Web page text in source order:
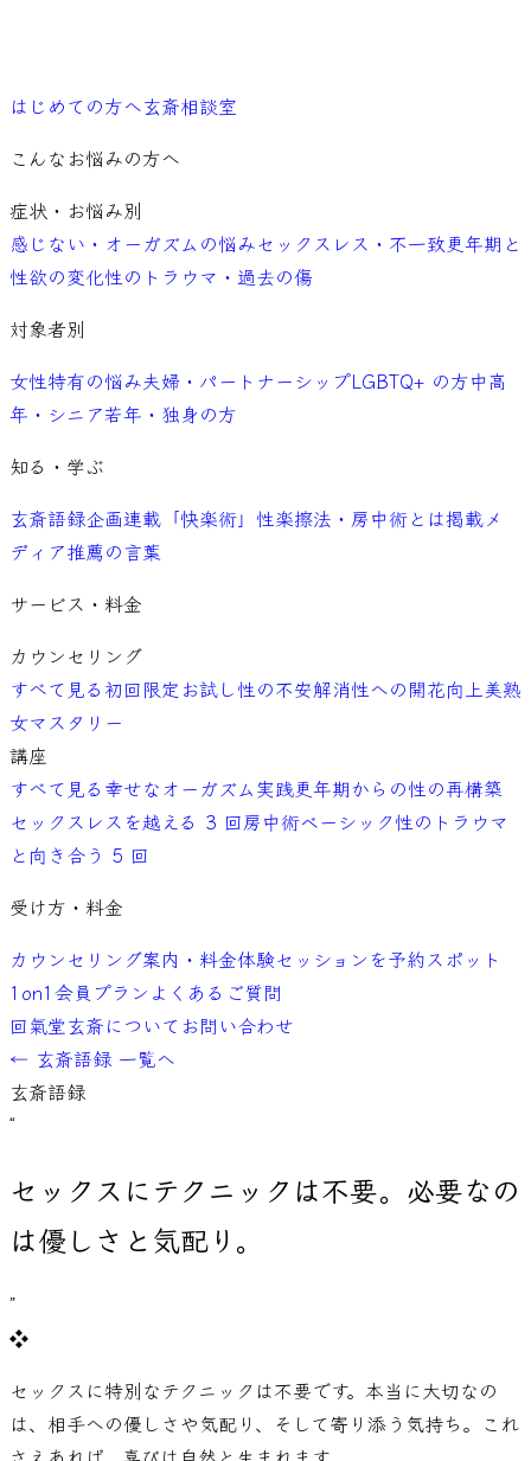
はじめての方へ玄斎相談室
こんなお悩みの方へ
症状・お悩み別
感じない・オーガズムの悩みセックスレス・不一致更年期と
性欲の変化性のトラウマ・過去の傷
対象者別
女性特有の悩み夫婦・パートナーシップLGBTQ+ の方中高
年・シニア若年・独身の方
知る・学ぶ
玄斎語録企画連載「快楽術」 性楽擦法・房中術とは掲載メ
ディア推薦の言葉
サービス・料金
カウンセリング
すべて見る 初回限定お試し性の不安解消性への開花向上美熟
女マスタリー
講座
すべて見る 幸せなオーガズム実践更年期からの性の再構築
セックスレスを越える 3 回房中術ベーシック性のトラウマ
と向き合う 5 回
受け方・料金
カウンセリング案内・料金体験セッションを予約スポット
1on1 会員プラン よくあるご質問
回氣堂玄斎について お問い合わせ
← 玄斎語録 一覧へ
玄斎語録
“
セックスにテクニックは不要。 必要なの
は優しさと気配り。
”
❖
セックスに特別なテクニックは不要です。本当に大切なの
は、相手への優しさや気配り、そして寄り添う気持ち。これ